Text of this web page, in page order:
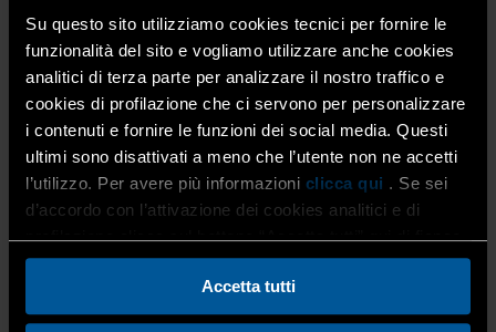
Su questo sito utilizziamo cookies tecnici per fornire le
funzionalità del sito e vogliamo utilizzare anche cookies
analitici di terza parte per analizzare il nostro traffico e
cookies di profilazione che ci servono per personalizzare
i contenuti e fornire le funzioni dei social media. Questi
ultimi sono disattivati a meno che l’utente non ne accetti
l’utilizzo. Per avere più informazioni clicca qui . Se sei
d’accordo con l’attivazione dei cookies analitici e di
profilazione clicca sul bottone “Accetta tutti” qui di fianco.
Accetta tutti
INFORMAZIONI UTILI
Durata del corso:21 ore (7 lezioni)
in presenza